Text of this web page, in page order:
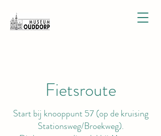
Fietsroute
Start bij knooppunt 57 (op de kruising
Stationsweg/Broekweg).